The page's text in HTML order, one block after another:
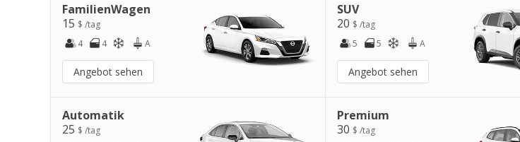
FamilienWagen
15 $ /tag
4
4 A
Angebot sehen
SUV
20 $ /tag
5
5 A
Angebot sehen
Automatik
25 $ /tag
Premium
30 $ /tag